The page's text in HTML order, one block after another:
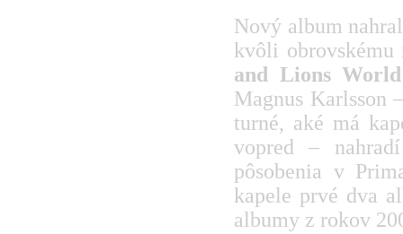
Nový album
kvôli obrovskému
and Lions
Magnus Karlsson
turné, aké má
vopred –
pôsobenia v
kapele prvé dva
albumy z rokov